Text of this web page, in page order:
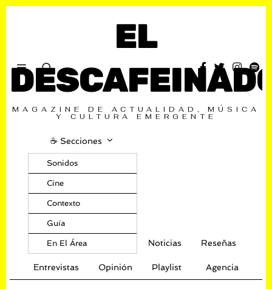
EL
MAGAZINE DE ACTUALIDAD, MÚSICA
Y CULTURA EMERGENTE
☕️ Secciones
Sonidos
Cine
Contexto
Guía
En El Área Noticias Reseñas
Entrevistas Opinión Playlist Agencia